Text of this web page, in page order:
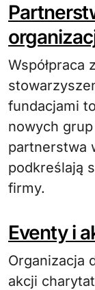
Współpraca
fundacjami
nowych
partnerstwa
podkreślają
firmy.
Eventy i
Organizacja
akcji